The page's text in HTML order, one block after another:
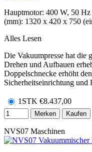
Hauptmotor: 400 W, 50
(mm): 1320 x 420 x 750
Alles Lesen
Die Vakuumpresse hat die
Drehen und Aufbauen
Doppelschnecke erhöht
Sicherheitseinrichtung und
1STK €8.437,00
Merken Kaufen
NVS07 Maschinen